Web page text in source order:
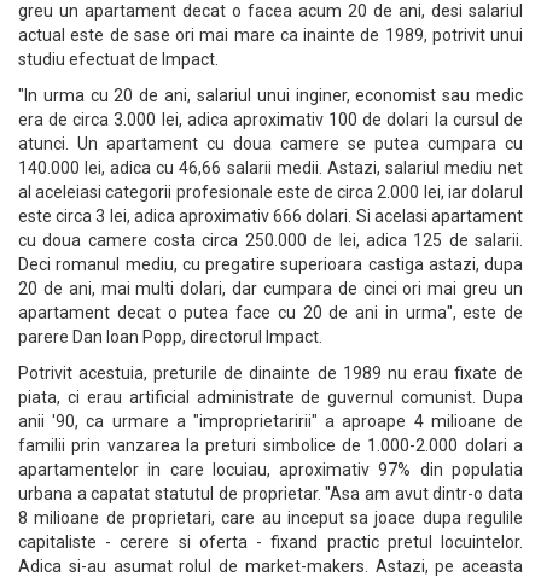
greu un apartament decat o facea acum 20 de ani, desi salariul
actual este de sase ori mai mare ca inainte de 1989, potrivit unui
studiu efectuat de Impact.
"In urma cu 20 de ani, salariul unui inginer, economist sau medic
era de circa 3.000 lei, adica aproximativ 100 de dolari la cursul de
atunci. Un apartament cu doua camere se putea cumpara cu
140.000 lei, adica cu 46,66 salarii medii. Astazi, salariul mediu net
al aceleiasi categorii profesionale este de circa 2.000 lei, iar dolarul
este circa 3 lei, adica aproximativ 666 dolari. Si acelasi apartament
cu doua camere costa circa 250.000 de lei, adica 125 de salarii.
Deci romanul mediu, cu pregatire superioara castiga astazi, dupa
20 de ani, mai multi dolari, dar cumpara de cinci ori mai greu un
apartament decat o putea face cu 20 de ani in urma", este de
parere Dan Ioan Popp, directorul Impact.
Potrivit acestuia, preturile de dinainte de 1989 nu erau fixate de
piata, ci erau artificial administrate de guvernul comunist. Dupa
anii '90, ca urmare a "improprietaririi" a aproape 4 milioane de
familii prin vanzarea la preturi simbolice de 1.000-2.000 dolari a
apartamentelor in care locuiau, aproximativ 97% din populatia
urbana a capatat statutul de proprietar. "Asa am avut dintr-o data
8 milioane de proprietari, care au inceput sa joace dupa regulile
capitaliste - cerere si oferta - fixand practic pretul locuintelor.
Adica si-au asumat rolul de market-makers. Astazi, pe aceasta